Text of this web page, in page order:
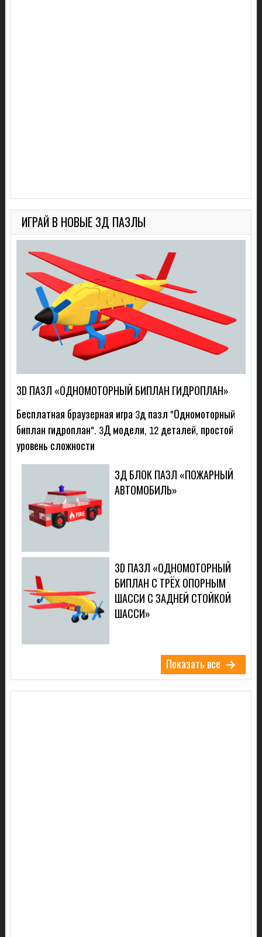
ИГРАЙ В НОВЫЕ 3Д ПАЗЛЫ
3D ПАЗЛ «ОДНОМОТОРНЫЙ БИПЛАН ГИДРОПЛАН»
Бесплатная браузерная игра 3д пазл "Одномоторный
биплан гидроплан". 3Д модели, 12 деталей, простой
уровень сложности
3Д БЛОК ПАЗЛ «ПОЖАРНЫЙ
АВТОМОБИЛЬ»
3D ПАЗЛ «ОДНОМОТОРНЫЙ
БИПЛАН С ТРЁХ ОПОРНЫМ
ШАССИ С ЗАДНЕЙ СТОЙКОЙ
ШАССИ»
Показать все